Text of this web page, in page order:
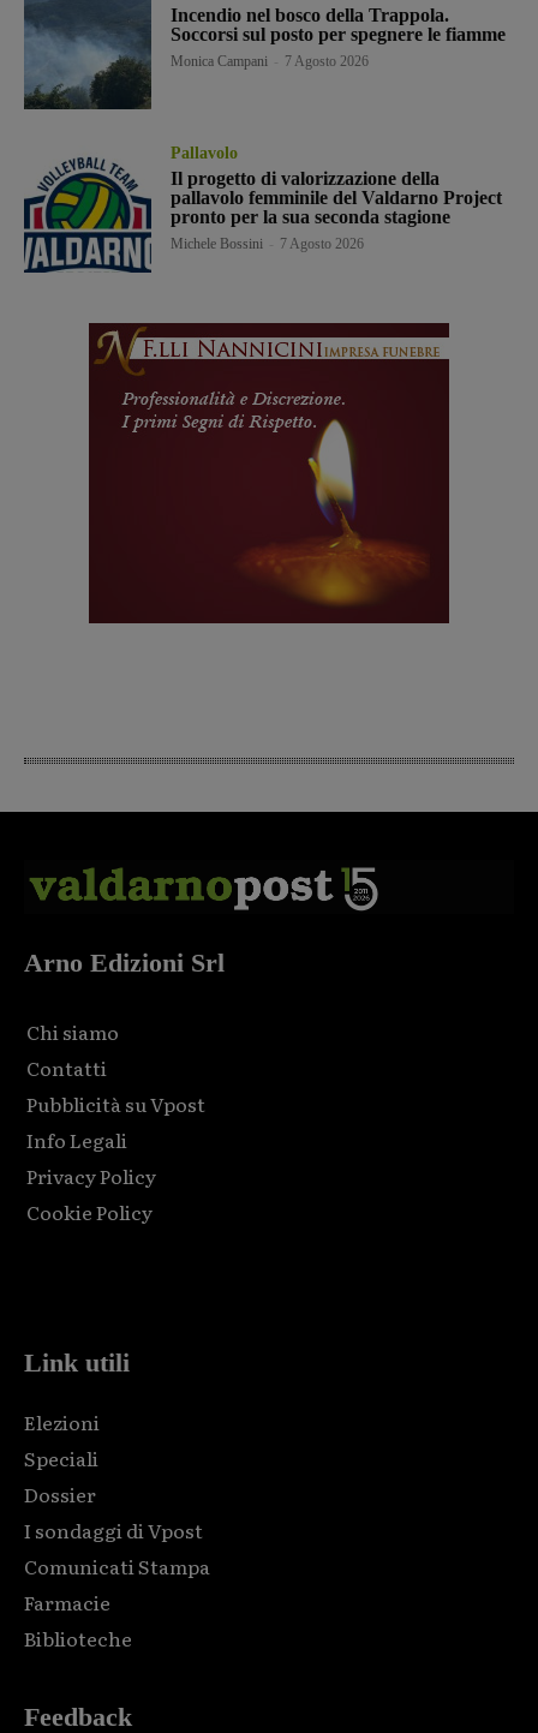
Incendio nel bosco della Trappola.
Soccorsi sul posto per spegnere le fiamme
Monica Campani 7 Agosto 2026
Pallavolo
Il progetto di valorizzazione della
pallavolo femminile del Valdarno Project
pronto per la sua seconda stagione
Michele Bossini 7 Agosto 2026
Arno Edizioni Srl
Chi siamo
Contatti
Pubblicità su Vpost
Info Legali
Privacy Policy
Cookie Policy
Link utili
Elezioni
Speciali
Dossier
I sondaggi di Vpost
Comunicati Stampa
Farmacie
Biblioteche
Feedback